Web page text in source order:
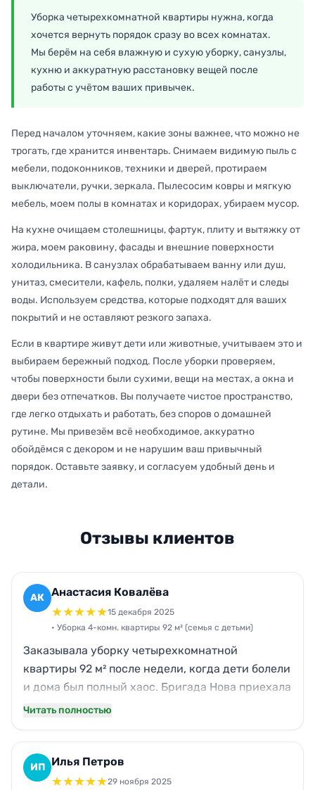
Уборка четырехкомнатной квартиры нужна, когда
хочется вернуть порядок сразу во всех комнатах.
Мы берём на себя влажную и сухую уборку, санузлы,
кухню и аккуратную расстановку вещей после
работы с учётом ваших привычек.
Перед началом уточняем, какие зоны важнее, что можно не
трогать, где хранится инвентарь. Снимаем видимую пыль с
мебели, подоконников, техники и дверей, протираем
выключатели, ручки, зеркала. Пылесосим ковры и мягкую
мебель, моем полы в комнатах и коридорах, убираем мусор.
На кухне очищаем столешницы, фартук, плиту и вытяжку от
жира, моем раковину, фасады и внешние поверхности
холодильника. В санузлах обрабатываем ванну или душ,
унитаз, смесители, кафель, полки, удаляем налёт и следы
воды. Используем средства, которые подходят для ваших
покрытий и не оставляют резкого запаха.
Если в квартире живут дети или животные, учитываем это и
выбираем бережный подход. После уборки проверяем,
чтобы поверхности были сухими, вещи на местах, а окна и
двери без отпечатков. Вы получаете чистое пространство,
где легко отдыхать и работать, без споров о домашней
рутине. Мы привезём всё необходимое, аккуратно
обойдёмся с декором и не нарушим ваш привычный
порядок. Оставьте заявку, и согласуем удобный день и
детали.
Отзывы клиентов
АК Анастасия Ковалёва
★★★★★15 декабря 2025
• Уборка 4-комн. квартиры 92 м² (семья с детьми)
Заказывала уборку четырехкомнатной
квартиры 92 м² после недели, когда дети болели
и дома был полный хаос. Бригада Нова приехала
ровно к 10:00, как договаривались, без
нормально пропылесосили ковры и помыли полы
под диваном. По цене вышло честно, без
Читать полностью
ИП Илья Петров
★★★★★29 ноября 2025